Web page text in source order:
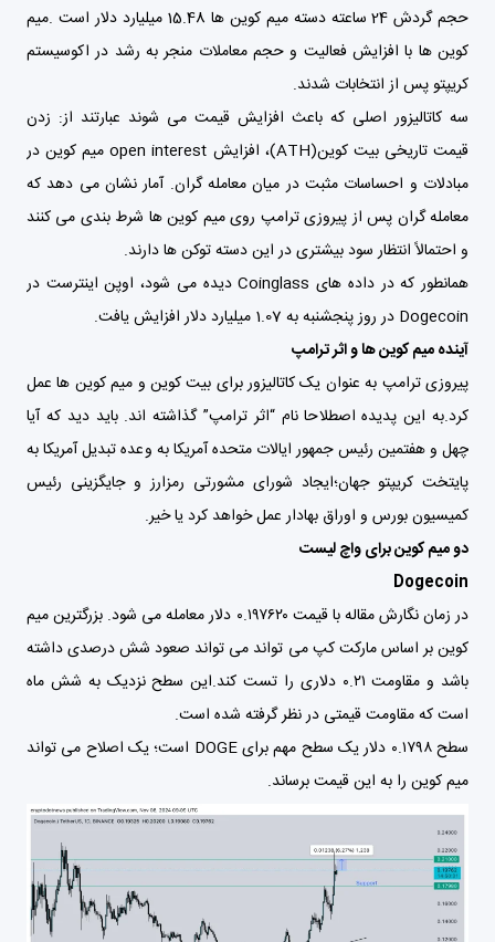
حجم گردش 24 ساعته دسته میم کوین ها 15.48 میلیارد دلار است .میم
کوین ها با افزایش فعالیت و حجم معاملات منجر به رشد در اکوسیستم
کریپتو پس از انتخابات شدند.
سه کاتالیزور اصلی که باعث افزایش قیمت می شوند عبارتند از: زدن
قیمت تاریخی بیت کوین(ATH)، افزایش open interest میم کوین در
مبادلات و احساسات مثبت در میان معامله گران. آمار نشان می دهد که
معامله گران پس از پیروزی ترامپ روی میم کوین ها شرط بندی می کنند
و احتمالاً انتظار سود بیشتری در این دسته توکن ها دارند.
همانطور که در داده های Coinglass دیده می شود، اوپن اینترست در
Dogecoin در روز پنجشنبه به 1.07 میلیارد دلار افزایش یافت.
آینده میم کوین ها و اثر ترامپ
پیروزی ترامپ به عنوان یک کاتالیزور برای بیت کوین و میم کوین ها عمل
کرد.به این پدیده اصطلاحا نام “اثر ترامپ” گذاشته اند. باید دید که آیا
چهل و هفتمین رئیس جمهور ایالات متحده آمریکا به وعده تبدیل آمریکا به
پایتخت کریپتو جهان؛ایجاد شورای مشورتی رمزارز و جایگزینی رئیس
کمیسیون بورس و اوراق بهادار عمل خواهد کرد یا خیر.
دو میم کوین برای واچ لیست
Dogecoin
در زمان نگارش مقاله با قیمت ۰.۱۹۷۶۲۰ دلار معامله می شود. بزرگترین میم
کوین بر اساس مارکت کپ می تواند می تواند صعود شش درصدی داشته
باشد و مقاومت ۰.۲۱ دلاری را تست کند.این سطح نزدیک به شش ماه
است که مقاومت قیمتی در نظر گرفته شده است.
سطح ۰.۱۷۹۸ دلار یک سطح مهم برای DOGE است؛ یک اصلاح می تواند
میم کوین را به این قیمت برساند.